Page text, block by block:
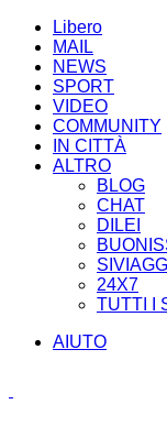
Libero
MAIL
NEWS
SPORT
VIDEO
COMMUNITY
IN CITTÀ
ALTRO
BLOG
CHAT
DILEI
24X7
TUTTI I
AIUTO